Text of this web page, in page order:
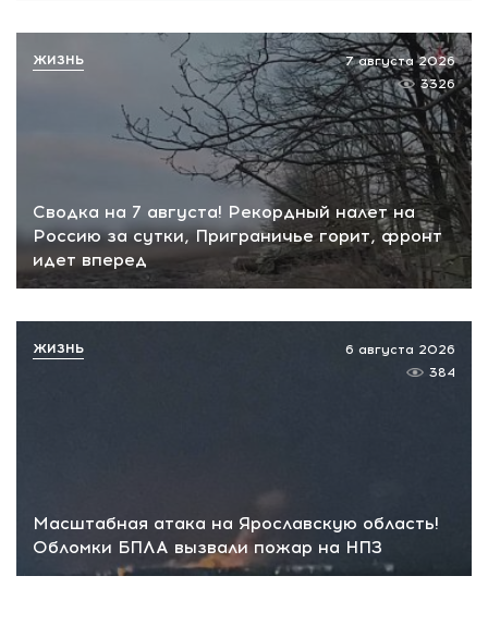
Сводка на 7 августа! Рекордный налет на
Россию за сутки, Приграничье горит, фронт
идет вперед
7 августа 2026
3326
ЖИЗНЬ
Масштабная атака на Ярославскую область!
Обломки БПЛА вызвали пожар на НПЗ
6 августа 2026
384
ЖИЗНЬ